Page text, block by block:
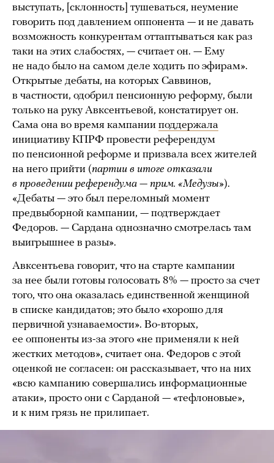
выступать, [склонность] тушеваться, неумение
говорить под давлением оппонента — и не давать
возможность конкурентам оттаптываться как раз
таки на этих слабостях, — считает он. — Ему
не надо было на самом деле ходить по эфирам».
Открытые дебаты, на которых Саввинов,
в частности, одобрил пенсионную реформу, были
только на руку Авксентьевой, констатирует он.
Сама она во время кампании поддержала
инициативу КПРФ провести референдум
по пенсионной реформе и призвала всех жителей
на него прийти (партии в итоге отказали
в проведении референдума — прим. «Медузы»).
«Дебаты — это был переломный момент
предвыборной кампании, — подтверждает
Федоров. — Сардана однозначно смотрелась там
выигрышнее в разы».
Авксентьева говорит, что на старте кампании
за нее были готовы голосовать 8% — просто за счет
того, что она оказалась единственной женщиной
в списке кандидатов; это было «хорошо для
первичной узнаваемости». Во-вторых,
ее оппоненты из-за этого «не применяли к ней
жестких методов», считает она. Федоров с этой
оценкой не согласен: он рассказывает, что на них
«всю кампанию совершались информационные
атаки», просто они с Сарданой — «тефлоновые»,
и к ним грязь не прилипает.